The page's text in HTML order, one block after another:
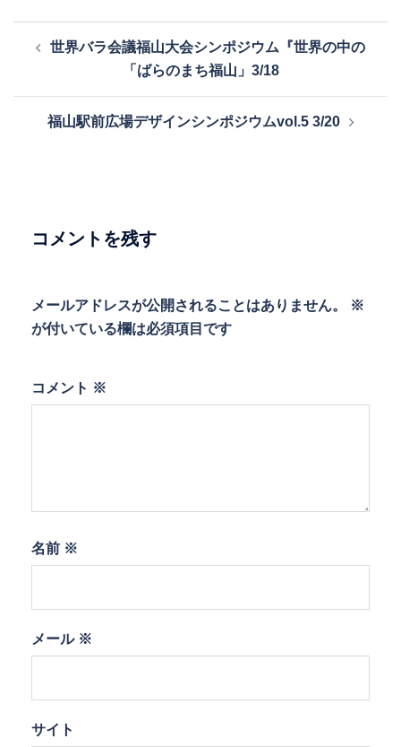
ン
世界バラ会議福山大会シンポジウム『世界の中の
「ばらのまち福山」3/18
福山駅前広場デザインシンポジウムvol.5 3/20
コメントを残す
メールアドレスが公開されることはありません。
※
が付いている欄は必須項目です
コメント ※
名前 ※
メール ※
サイト